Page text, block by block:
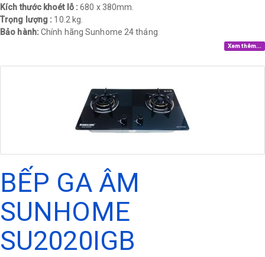
Kích thước khoét lỗ :680 x 380mm.
Trọng lượng : 10.2 kg.
Bảo hành: Chính hãng Sunhome 24 tháng​
Xem thêm...
BẾP GA ÂM
SUNHOME
SU2020IGB